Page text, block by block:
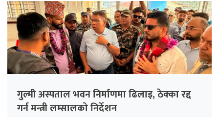
गुल्मी अस्पताल भवन निर्माणमा ढिलाइ, ठेक्का रद्द
गर्न मन्त्री लम्सालको निर्देशन